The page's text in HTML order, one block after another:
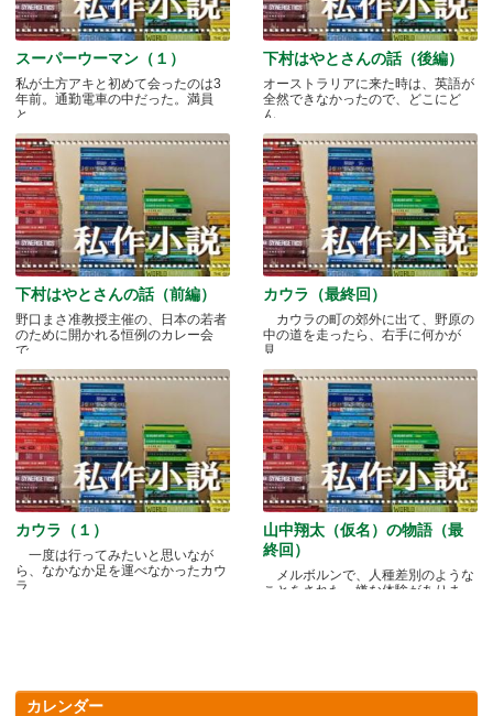
スーパーウーマン（１）
私が土方アキと初めて会ったのは3
年前。通勤電車の中だった。満員
と.....
下村はやとさんの話（後編）
オーストラリアに来た時は、英語が
全然できなかったので、どこにど
ん.....
下村はやとさんの話（前編）
野口まさ准教授主催の、日本の若者
のために開かれる恒例のカレー会
で.....
カウラ（最終回）
カウラの町の郊外に出て、野原の
中の道を走ったら、右手に何かが
見.....
カウラ（１）
一度は行ってみたいと思いなが
ら、なかなか足を運べなかったカウ
ラ.....
山中翔太（仮名）の物語（最
終回）
メルボルンで、人種差別のような
ことをされた、嫌な体験がありま
カレンダー